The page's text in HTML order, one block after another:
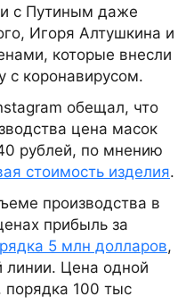
с Путиным даже
Игоря Алтушкина и
которые внесли
с коронавирусом.
обещал, что
цена масок
рублей, по мнению
стоимость изделия.
производства в
прибыль за
5 млн долларов,
линии. Цена одной
100 тыс